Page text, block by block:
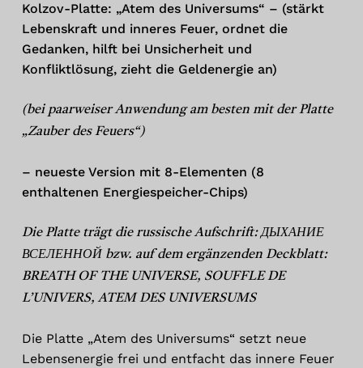
Kolzov-Platte: „Atem des Universums“ – (stärkt
Lebenskraft und inneres Feuer, ordnet die
Gedanken, hilft bei Unsicherheit und
Konfliktlösung, zieht die Geldenergie an)
(bei paarweiser Anwendung am besten mit der Platte
„Zauber des Feuers“)
– neueste Version mit 8-Elementen (8
enthaltenen Energiespeicher-Chips)
Die Platte trägt die russische Aufschrift: ДЫХАНИЕ
ВСЕЛЕННОЙ bzw. auf dem ergänzenden Deckblatt:
BREATH OF THE UNIVERSE, SOUFFLE DE
L’UNIVERS, ATEM DES UNIVERSUMS
Die Platte „Atem des Universums“ setzt neue
Lebensenergie frei und entfacht das innere Feuer